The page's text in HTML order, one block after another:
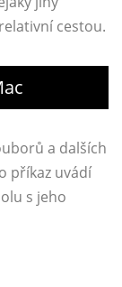
cestou.
a dalších
příkaz uvádí
s jeho